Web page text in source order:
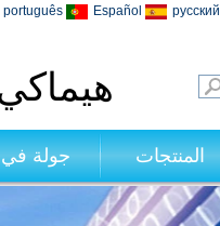
русский
Español
português
المنتجات جولة في